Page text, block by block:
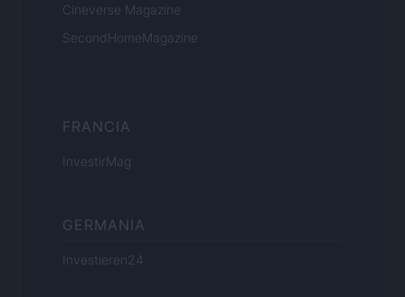
Cineverse Magazine
SecondHomeMagazine
FRANCIA
InvestirMag
GERMANIA
Investieren24